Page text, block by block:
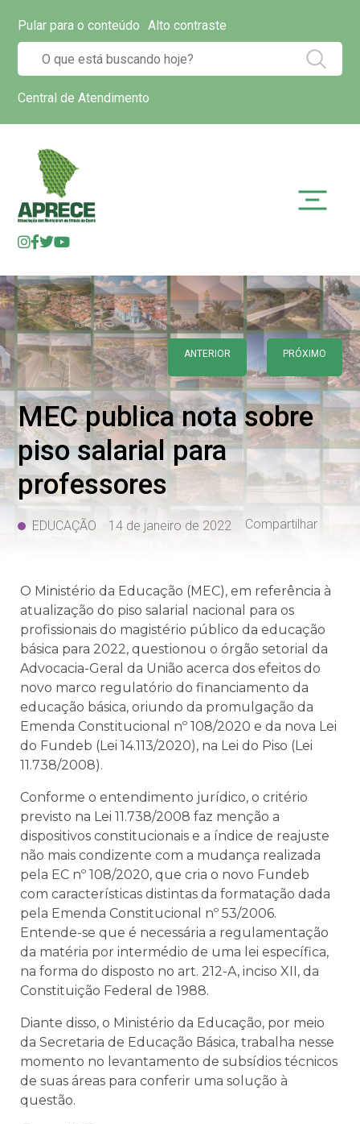
Pular para o conteúdo Alto contraste
Central de Atendimento
ANTERIOR PRÓXIMO
MEC publica nota sobre
piso salarial para
professores
EDUCAÇÃO 14 de janeiro de 2022 Compartilhar
O Ministério da Educação (MEC), em referência à
atualização do piso salarial nacional para os
profissionais do magistério público da educação
básica para 2022, questionou o órgão setorial da
Advocacia-Geral da União acerca dos efeitos do
novo marco regulatório do financiamento da
educação básica, oriundo da promulgação da
Emenda Constitucional nº 108/2020 e da nova Lei
do Fundeb (Lei 14.113/2020), na Lei do Piso (Lei
11.738/2008).
Conforme o entendimento jurídico, o critério
previsto na Lei 11.738/2008 faz menção a
dispositivos constitucionais e a índice de reajuste
não mais condizente com a mudança realizada
pela EC nº 108/2020, que cria o novo Fundeb
com características distintas da formatação dada
pela Emenda Constitucional nº 53/2006.
Entende-se que é necessária a regulamentação
da matéria por intermédio de uma lei específica,
na forma do disposto no art. 212-A, inciso XII, da
Constituição Federal de 1988.
Diante disso, o Ministério da Educação, por meio
da Secretaria de Educação Básica, trabalha nesse
momento no levantamento de subsídios técnicos
de suas áreas para conferir uma solução à
questão.